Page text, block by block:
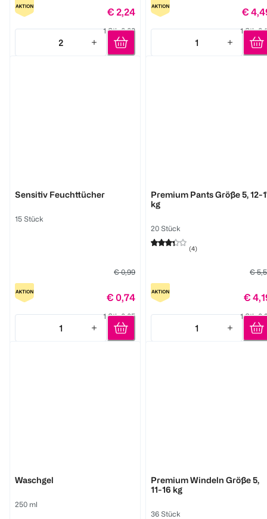
€ 2,24
1 Stk 0,03
2
Quantity: 2
€
1 Stk
1
Quantity: 1
Sensitiv Feuchttücher
15 Stück
€ 0,99
€ 0,74
1 Stk 0,05
1
Quantity: 1
Premium Pants Größe 5, 12-
kg
20 Stück
(4)
€
€
1 Stk
1
Quantity: 1
Waschgel
250 ml
Premium Windeln Größe 5,
11-16 kg
36 Stück